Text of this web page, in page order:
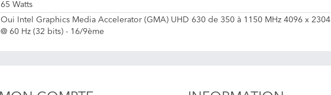
65 Watts
Oui Intel Graphics Media Accelerator (GMA) UHD 630 de 350 à 1150 MHz 4096 x 2304
@ 60 Hz (32 bits) - 16/9ème